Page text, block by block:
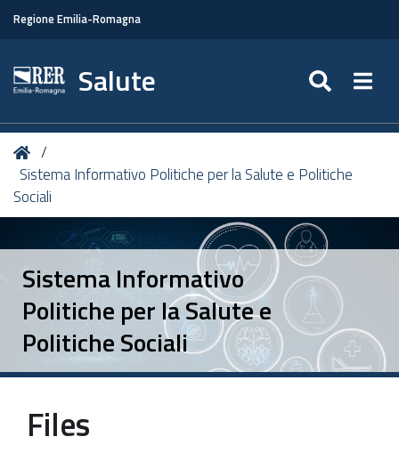
Regione Emilia-Romagna
Salute
Tu
sei
qui:
Home
Sistema Informativo Politiche per la Salute e Politiche
Sociali
Sistema Informativo
Politiche per la Salute e
Politiche Sociali
Files